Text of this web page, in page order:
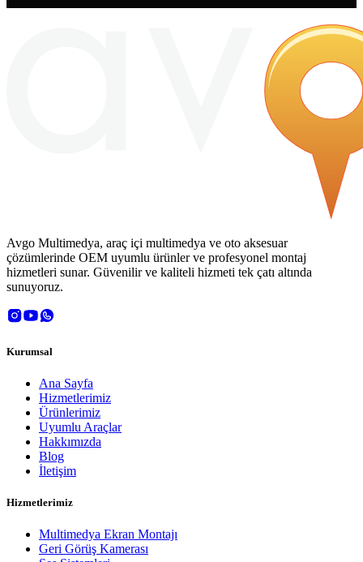
Avgo Multimedya, araç içi multimedya ve oto aksesuar
çözümlerinde OEM uyumlu ürünler ve profesyonel montaj
hizmetleri sunar. Güvenilir ve kaliteli hizmeti tek çatı altında
sunuyoruz.
Kurumsal
Ana Sayfa
Hizmetlerimiz
Ürünlerimiz
Uyumlu Araçlar
Hakkımızda
Blog
İletişim
Hizmetlerimiz
Multimedya Ekran Montajı
Geri Görüş Kamerası